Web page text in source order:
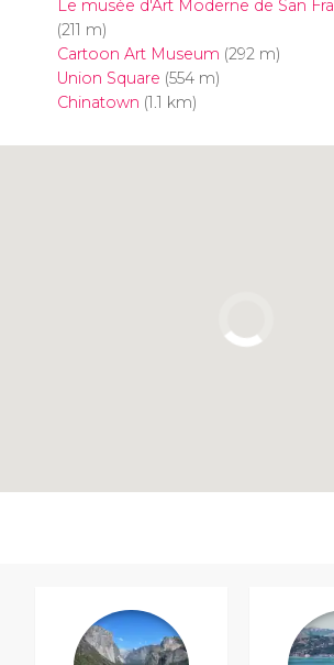
Le musée d'Art Moderne de San
(211 m)
Cartoon Art Museum (292 m)
Union Square (554 m)
Chinatown (1.1 km)